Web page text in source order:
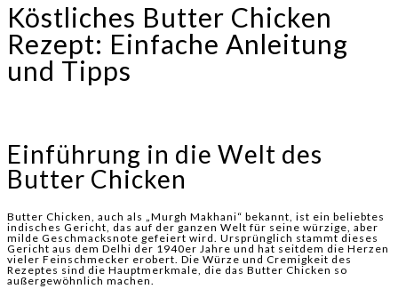
Köstliches Butter Chicken
Rezept: Einfache Anleitung
und Tipps
Einführung in die Welt des
Butter Chicken
Butter Chicken, auch als „Murgh Makhani“ bekannt, ist ein beliebtes
indisches Gericht, das auf der ganzen Welt für seine würzige, aber
milde Geschmacksnote gefeiert wird. Ursprünglich stammt dieses
Gericht aus dem Delhi der 1940er Jahre und hat seitdem die Herzen
vieler Feinschmecker erobert. Die Würze und Cremigkeit des
Rezeptes sind die Hauptmerkmale, die das Butter Chicken so
außergewöhnlich machen.